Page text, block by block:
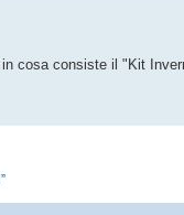
cosa consiste il "Kit